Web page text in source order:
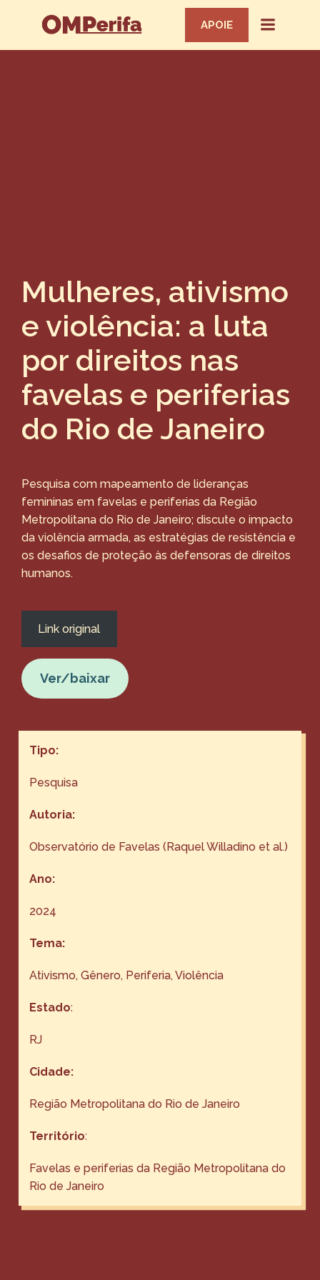
APOIE
Mulheres, ativismo
e violência: a luta
por direitos nas
favelas e periferias
do Rio de Janeiro
Pesquisa com mapeamento de lideranças
femininas em favelas e periferias da Região
Metropolitana do Rio de Janeiro; discute o impacto
da violência armada, as estratégias de resistência e
os desafios de proteção às defensoras de direitos
humanos.
Link original
Ver/baixar
Tipo:
Pesquisa
Autoria:
Observatório de Favelas (Raquel Willadino et al.)
Ano:
2024
Tema:
Ativismo, Gênero, Periferia, Violência
Estado:
RJ
Cidade:
Região Metropolitana do Rio de Janeiro
Território:
Favelas e periferias da Região Metropolitana do
Rio de Janeiro